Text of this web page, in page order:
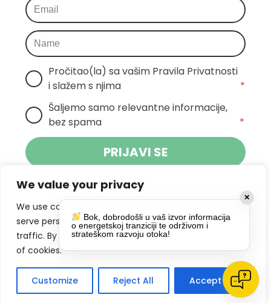
We value your privacy
We use cookies to enhance your browsing experience,
serve personalized ads or content, and analyze our
traffic. By clicking "Accept All", you consent to our use
of cookies.
Customize Reject All Accept All
Pročitao(la) sa vašim Pravila Privatnosti
i slažem s njima
*
Šaljemo samo relevantne informacije,
bez spama
*
PRIJAVI SE
Klikom na gumb dajete suglasnost za
primanje novosti Pokreta Otoka te se
slažete spolitikom privatnosti.
DRUŠTVENE MREŽE
✕
Bok, dobrodošli u vaš izvor informacija
o energetskoj tranziciji te održivom i
strateškom razvoju otoka!